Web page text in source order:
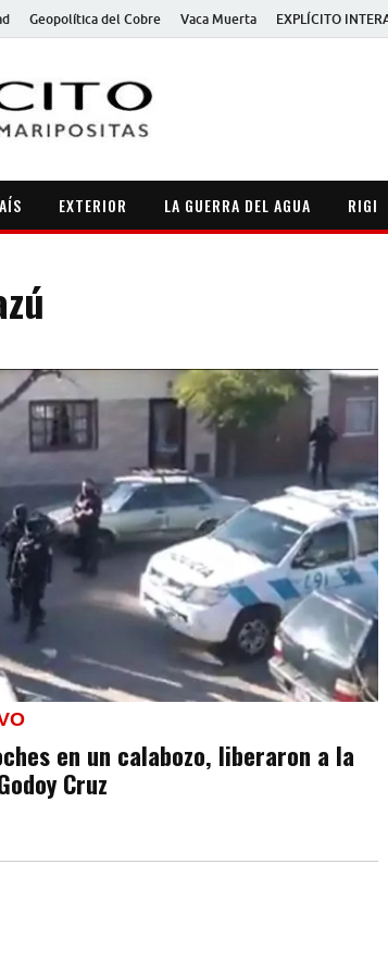
Geopolítica del Cobre Vaca Muerta EXPLÍCITO
EXTERIOR LA GUERRA DEL AGUA RIGI
en un calabozo, liberaron a la
Cruz